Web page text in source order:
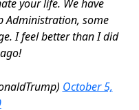
your life. We have
Administration, some
I feel better than I did
October 5,